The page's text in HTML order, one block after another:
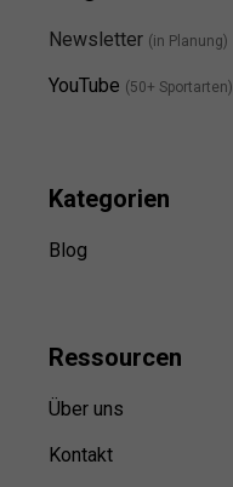
Newsletter (in Planung)
YouTube (50+ Sportarten)
Kategorien
Blog
Ressourcen
Über uns
Kontakt